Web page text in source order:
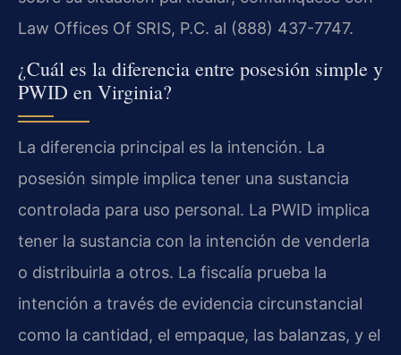
Law Offices Of SRIS, P.C. al (888) 437-7747.
¿Cuál es la diferencia entre posesión simple y
PWID en Virginia?
La diferencia principal es la intención. La
posesión simple implica tener una sustancia
controlada para uso personal. La PWID implica
tener la sustancia con la intención de venderla
o distribuirla a otros. La fiscalía prueba la
intención a través de evidencia circunstancial
como la cantidad, el empaque, las balanzas, y el